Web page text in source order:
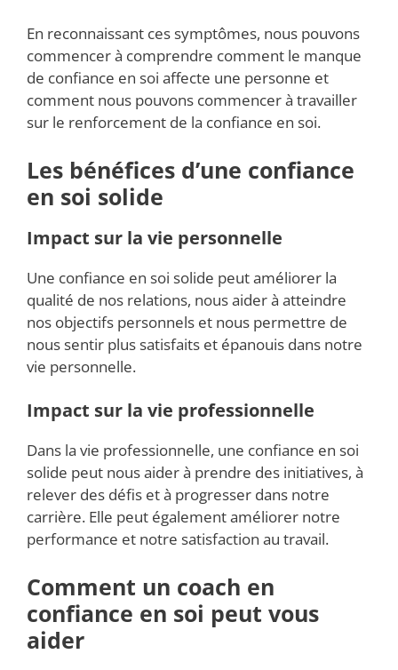
En reconnaissant ces symptômes, nous pouvons
commencer à comprendre comment le manque
de confiance en soi affecte une personne et
comment nous pouvons commencer à travailler
sur le renforcement de la confiance en soi.
Les bénéfices d’une confiance
en soi solide
Impact sur la vie personnelle
Une confiance en soi solide peut améliorer la
qualité de nos relations, nous aider à atteindre
nos objectifs personnels et nous permettre de
nous sentir plus satisfaits et épanouis dans notre
vie personnelle.
Impact sur la vie professionnelle
Dans la vie professionnelle, une confiance en soi
solide peut nous aider à prendre des initiatives, à
relever des défis et à progresser dans notre
carrière. Elle peut également améliorer notre
performance et notre satisfaction au travail.
Comment un coach en
confiance en soi peut vous
aider